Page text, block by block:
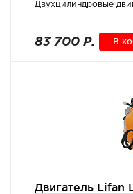
Двухцилиндровые
83 700 Р. В
Двигатель Lifan